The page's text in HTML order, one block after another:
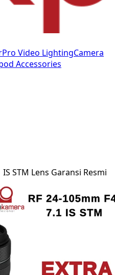
Pro Video LightingCamera
Accessories
STM Lens Garansi Resmi